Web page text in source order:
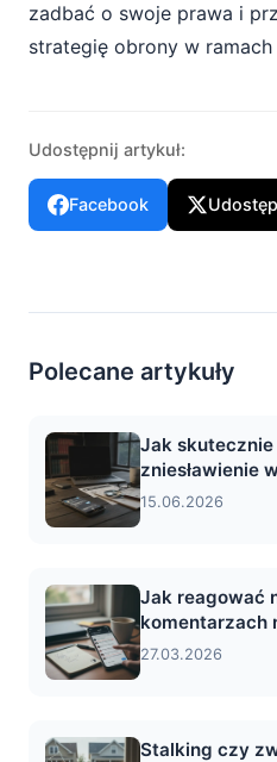
zadbać o swoje prawa i
strategię obrony w
Udostępnij artykuł:
Facebook
Polecane artykuły
Jak
zniesławienie
15.06.2026
Jak reagować
komentarzach
27.03.2026
Stalking czy